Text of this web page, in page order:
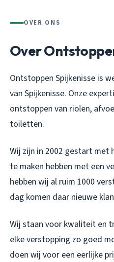
OVER ONS
Over
Ontstoppen Spijkenisse is
van Spijkenisse. Onze
ontstoppen van riolen,
toiletten.
Wij zijn in 2002 gestart met
te maken hebben met een
hebben wij al ruim 1000
dag komen daar nieuwe
Wij staan voor kwaliteit en
elke verstopping zo goed
doen wij voor een eerlijke